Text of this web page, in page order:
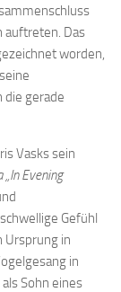
auftreten. Das
worden,
die gerade
Vasks sein
Evening
Gefühl
Ursprung in
in
Sohn eines